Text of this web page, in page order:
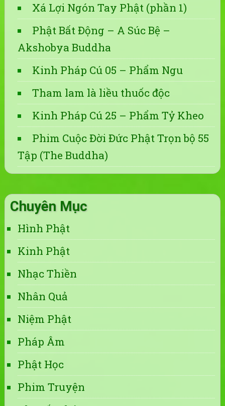
Xá Lợi Ngón Tay Phật (phần 1)
Phật Bất Động – A Súc Bệ –
Akshobya Buddha
Kinh Pháp Cú 05 – Phẩm Ngu
Tham lam là liều thuốc độc
Kinh Pháp Cú 25 – Phẩm Tỷ Kheo
Phim Cuộc Đời Đức Phật Trọn bộ 55
Tập (The Buddha)
Chuyên Mục
Hình Phật
Kinh Phật
Nhạc Thiền
Nhân Quả
Niệm Phật
Pháp Âm
Phật Học
Phim Truyện